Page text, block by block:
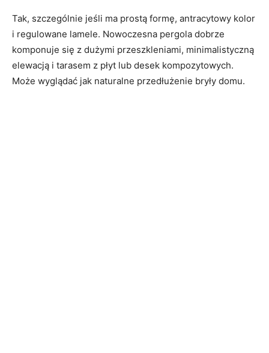
Tak, szczególnie jeśli ma prostą formę, antracytowy kolor
i regulowane lamele. Nowoczesna pergola dobrze
komponuje się z dużymi przeszkleniami, minimalistyczną
elewacją i tarasem z płyt lub desek kompozytowych.
Może wyglądać jak naturalne przedłużenie bryły domu.